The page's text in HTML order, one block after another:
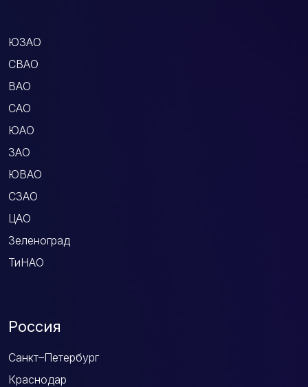
ЮЗАО
СВАО
ВАО
САО
ЮАО
ЗАО
ЮВАО
СЗАО
ЦАО
Зеленоград
ТиНАО
Россия
Санкт–Петербург
Краснодар